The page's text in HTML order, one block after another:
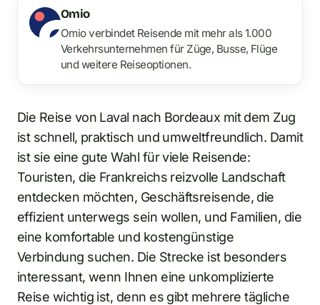
Omio
Omio verbindet Reisende mit mehr als 1.000
Verkehrsunternehmen für Züge, Busse, Flüge
und weitere Reiseoptionen.
Die Reise von Laval nach Bordeaux mit dem Zug
ist schnell, praktisch und umweltfreundlich. Damit
ist sie eine gute Wahl für viele Reisende:
Touristen, die Frankreichs reizvolle Landschaft
entdecken möchten, Geschäftsreisende, die
effizient unterwegs sein wollen, und Familien, die
eine komfortable und kostengünstige
Verbindung suchen. Die Strecke ist besonders
interessant, wenn Ihnen eine unkomplizierte
Reise wichtig ist, denn es gibt mehrere tägliche